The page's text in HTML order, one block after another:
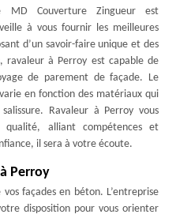
MD Couverture Zingueur est
à vous fournir les meilleures
d’un savoir-faire unique et des
ravaleur à Perroy est capable de
de parement de façade. Le
en fonction des matériaux qui
Ravaleur à Perroy vous
alliant compétences et
il sera à votre écoute.
Perroy
façades en béton. L’entreprise
disposition pour vous orienter